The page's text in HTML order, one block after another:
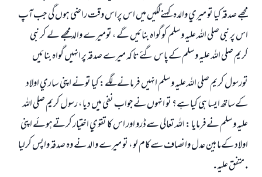
مجھے صدقہ كيا تو ميري والدہ كہنےلگيں ميں اس پراس وقت راضي ہوں گي جب آپ
اس پر نبي صلي اللہ عليہ وسلم كوگواہ بنائيں گے ، توميرے والد مجھے لے كر نبي
كريم صلي اللہ عليہ وسلم كےپاس گئےتا كہ ميرے صدقہ پر انہيں گواہ بنائيں
تورسول كريم صلي اللہ عليہ وسلم انہيں فرمانےلگے: كيا تونے اپني ساري اولاد
كےساتھ ايسا ہي كيا ہے؟ تو انہوں نےجواب نفي ميں ديا ، رسول كريم صلي اللہ
عليہ وسلم نےفرمايا : اللہ تعالي سےڈرو اور اس كا تقوي اختيار كرتےہوئے اپني
اولاد كےمابين عدل وانصاف سےكام لو ، تو ميرے والد نے وہ صدقہ واپس كرليا
. متفق عليہ .